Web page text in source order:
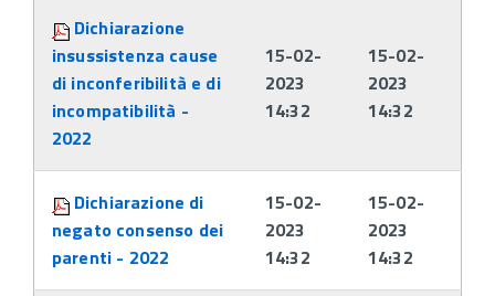
Dichiarazione
insussistenza cause
di inconferibilità e di
incompatibilità -
2022
15-02-
2023
14:32
15-02-
2023
14:32
Dichiarazione di
negato consenso dei
parenti - 2022
15-02-
2023
14:32
15-02-
2023
14:32